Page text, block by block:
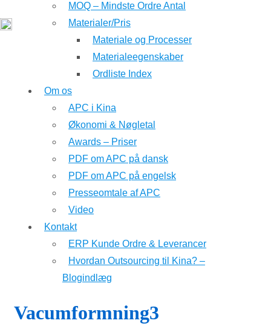
MOQ – Mindste Ordre Antal
Materialer/Pris
Materiale og Processer
Materialeegenskaber
Ordliste Index
Om os
APC i Kina
Økonomi & Nøgletal
Awards – Priser
PDF om APC på dansk
PDF om APC på engelsk
Presseomtale af APC
Video
Kontakt
ERP Kunde Ordre & Leverancer
Hvordan Outsourcing til Kina? –
Blogindlæg
Vacumformning3